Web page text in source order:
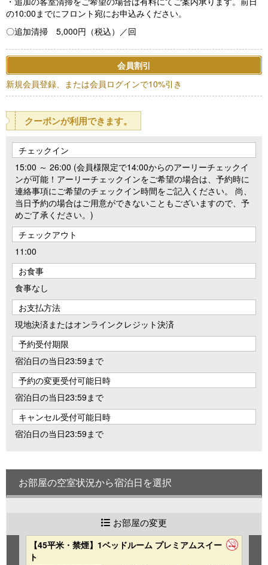
の10:00までにフロント宛にお申込みください。
〇追加清掃 5,000円（税込）／回
会員割引
新規会員登録、または会員ログインで10%引き
クーポンが利用できます。
チェックイン
15:00 ～ 26:00 (会員様限定で14:00からのアーリーチェックイ
ンが可能！アーリーチェックインをご希望の場合は、予約時に
連絡事項にご希望のチェックイン時間をご記入ください。 尚、
当日予約の場合はご用意ができないこともございますので、予
めご了承ください。)
チェックアウト
11:00
お食事
食事なし
お支払方法
現地決済またはオンラインクレジット決済
予約受付期限
宿泊日の当日23:59まで
予約の変更受付可能日時
宿泊日の当日23:59まで
キャンセル受付可能日時
宿泊日の当日23:59まで
お部屋の空室状況から宿泊日を選択
お部屋の変更
【45平米・禁煙】1ベッドルーム プレミアムスイー
ト